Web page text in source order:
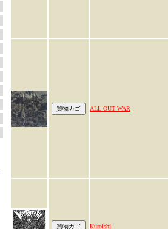
ALL OUT WAR
Kuroishi